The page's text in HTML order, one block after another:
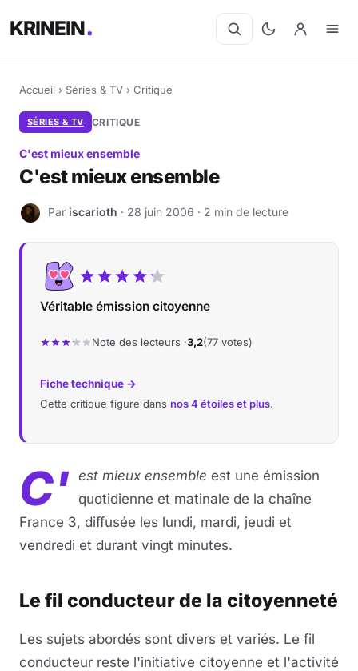
KRINEIN
Accueil › Séries & TV › Critique
SÉRIES & TV CRITIQUE
C'est mieux ensemble
C'est mieux ensemble
I Par iscarioth · 28 juin 2006 · 2 min de lecture
Véritable émission citoyenne
Note des lecteurs ·3,2(77 votes)
Fiche technique →
Cette critique figure dans nos 4 étoiles et plus.
C' est mieux ensemble est une émission
quotidienne et matinale de la chaîne
France 3, diffusée les lundi, mardi, jeudi et
vendredi et durant vingt minutes.
Le fil conducteur de la citoyenneté
Les sujets abordés sont divers et variés. Le fil
conducteur reste l'initiative citoyenne et l'activité